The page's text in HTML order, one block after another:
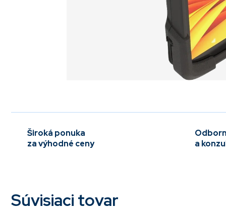
Široká ponuka
za výhodné ceny
a
Súvisiaci tovar